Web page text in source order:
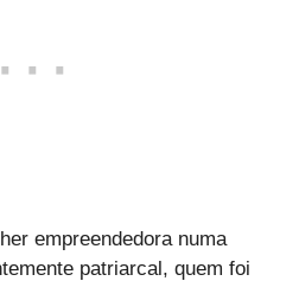
empreendedora numa
patriarcal, quem foi